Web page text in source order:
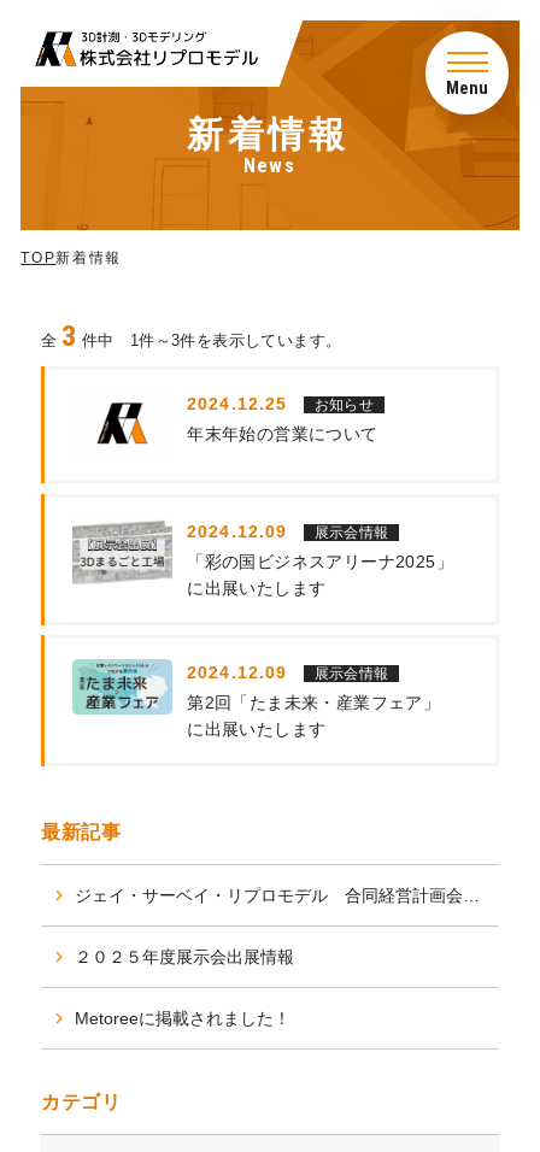
Menu
新着情報
News
TOP新着情報
全 3 件中 1件～3件を表示しています。
2024.12.25 お知らせ
年末年始の営業について
2024.12.09 展示会情報
「彩の国ビジネスアリーナ2025」
に出展いたします
2024.12.09 展示会情報
第2回「たま未来・産業フェア」
に出展いたします
最新記事
ジェイ・サーベイ・リプロモデル 合同経営計画会議を行いました。
２０２５年度展示会出展情報
Metoreeに掲載されました！
カテゴリ
新着情報